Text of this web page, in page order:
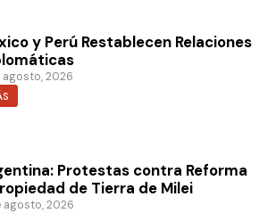
y Perú Restablecen Relaciones
agosto, 2026
Protestas contra Reforma
de Tierra de Milei
agosto, 2026